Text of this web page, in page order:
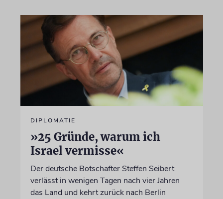
DIPLOMATIE
»25 Gründe, warum ich
Israel vermisse«
Der deutsche Botschafter Steffen Seibert
verlässt in wenigen Tagen nach vier Jahren
das Land und kehrt zurück nach Berlin